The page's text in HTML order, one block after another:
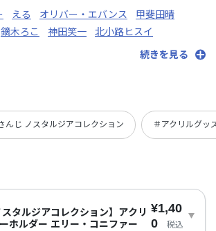
える オリバー・エバンス
甲斐田晴
鏑木ろこ 神田笑一
北小路ヒスイ
続きを見る
んじ ノスタルジアコレクション ＃アクリルグッ
スタルジアコレクション】アクリ
ホルダー エリー・コニファー
¥1,40
0
税込